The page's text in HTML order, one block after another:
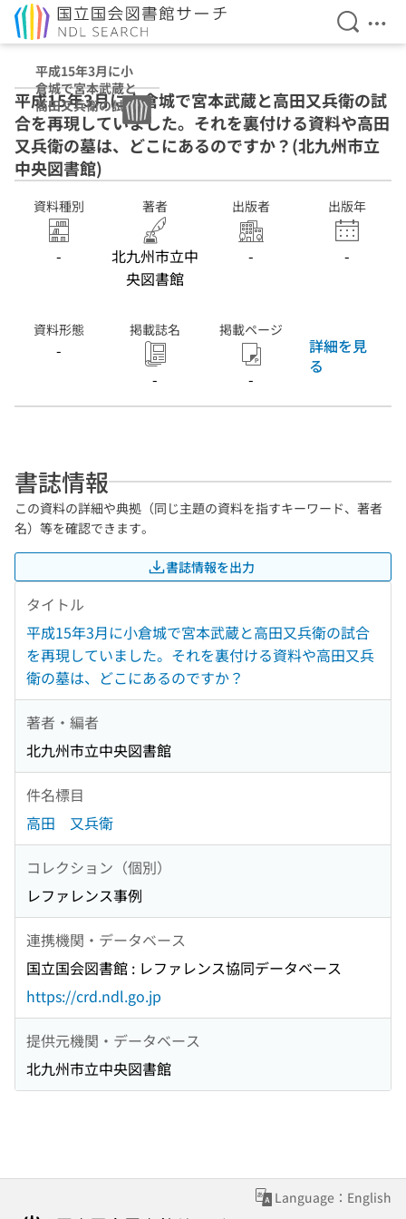
検索を
メ
平成15年3月に小
倉城で宮本武蔵と
高田又兵衛の試合
を再現していまし
た。それを裏付け
る資料や高田又兵
衛の墓は、どこに
平成15年3月に小倉城で宮本武蔵と高田又兵衛の試
合を再現していました。それを裏付ける資料や高田
又兵衛の墓は、どこにあるのですか？(北九州市立
中央図書館)
資料種別
-
著者
北九州市立中
央図書館
出版者
-
出版年
-
資料形態
-
掲載誌名
-
掲載ページ
-
詳細を見
る
書誌情報
この資料の詳細や典拠（同じ主題の資料を指すキーワード、著者
名）等を確認できます。
書誌情報を出力
タイトル
平成15年3月に小倉城で宮本武蔵と高田又兵衛の試合
を再現していました。それを裏付ける資料や高田又兵
衛の墓は、どこにあるのですか？
著者・編者
北九州市立中央図書館
件名標目
高田 又兵衛
コレクション（個別）
レファレンス事例
連携機関・データベース
国立国会図書館 : レファレンス協同データベース
https://crd.ndl.go.jp
提供元機関・データベース
北九州市立中央図書館
Language：English